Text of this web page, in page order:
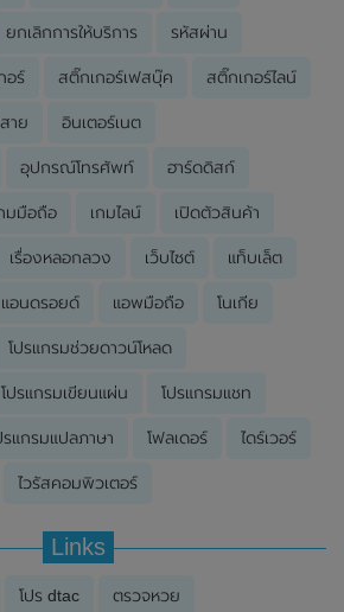
ยกเลิกการให้บริการ รหัสผ่าน
อร์ สติ๊กเกอร์เฟสบุ๊ค สติ๊กเกอร์ไลน์
าย อินเตอร์เนต
อุปกรณ์โทรศัพท์ ฮาร์ดดิสก์
มมือถือ เกมไลน์ เปิดตัวสินค้า
เรื่องหลอกลวง เว็บไซต์ แท็บเล็ต
แอนดรอยด์ แอพมือถือ โนเกีย
โปรแกรมช่วยดาวน์โหลด
โปรแกรมเขียนแผ่น โปรแกรมแชท
รแกรมแปลภาษา โฟลเดอร์ ไดร์เวอร์
ไวรัสคอมพิวเตอร์
Links
โปร dtac ตรวจหวย